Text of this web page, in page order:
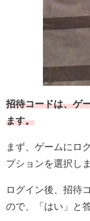
招待コードは、ゲ
ます。
まず、ゲームにロ
プションを選択しま
ログイン後、招待
ので、「はい」と